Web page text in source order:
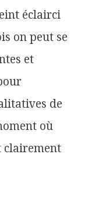
éclairci
on peut se
et
de
où
clairement